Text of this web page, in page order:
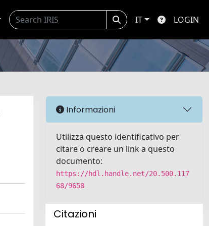
IT LOGIN
Informazioni
Utilizza questo identificativo per
citare o creare un link a questo
documento:
https://hdl.handle.net/20.500.117
68/9658
Citazioni